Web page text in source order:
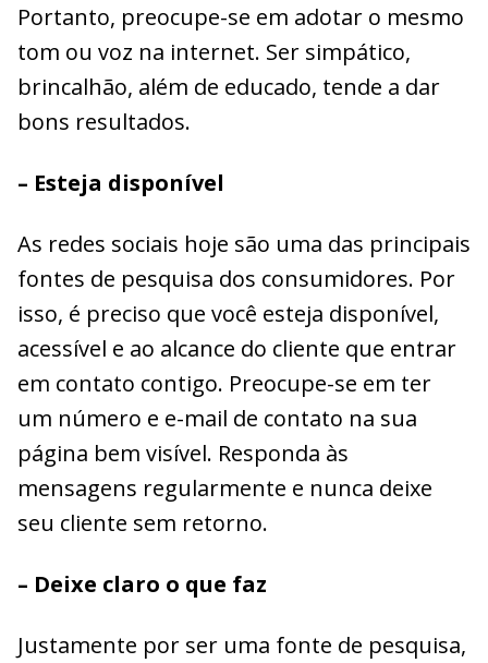
Portanto, preocupe-se em adotar o mesmo
tom ou voz na internet. Ser simpático,
brincalhão, além de educado, tende a dar
bons resultados.
– Esteja disponível
As redes sociais hoje são uma das principais
fontes de pesquisa dos consumidores. Por
isso, é preciso que você esteja disponível,
acessível e ao alcance do cliente que entrar
em contato contigo. Preocupe-se em ter
um número e e-mail de contato na sua
página bem visível. Responda às
mensagens regularmente e nunca deixe
seu cliente sem retorno.
– Deixe claro o que faz
Justamente por ser uma fonte de pesquisa,